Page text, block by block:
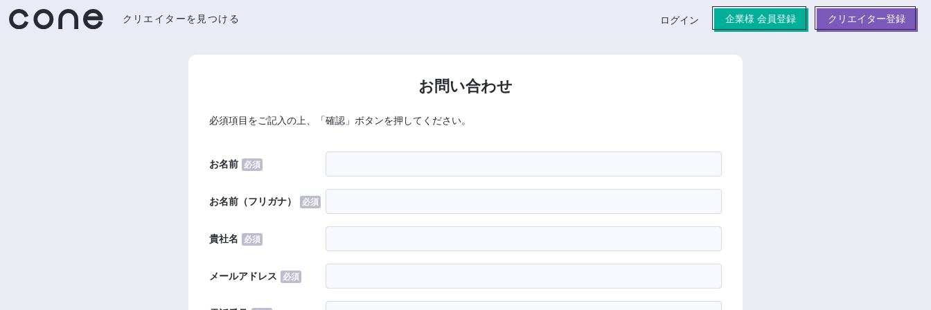
クリエイターを見つける ログイン 企業様 会員登録 クリエイター登録
お問い合わせ
必須項目をご記入の上、「確認」ボタンを押してください。
お名前 必須
お名前（フリガナ） 必須
貴社名 必須
メールアドレス 必須